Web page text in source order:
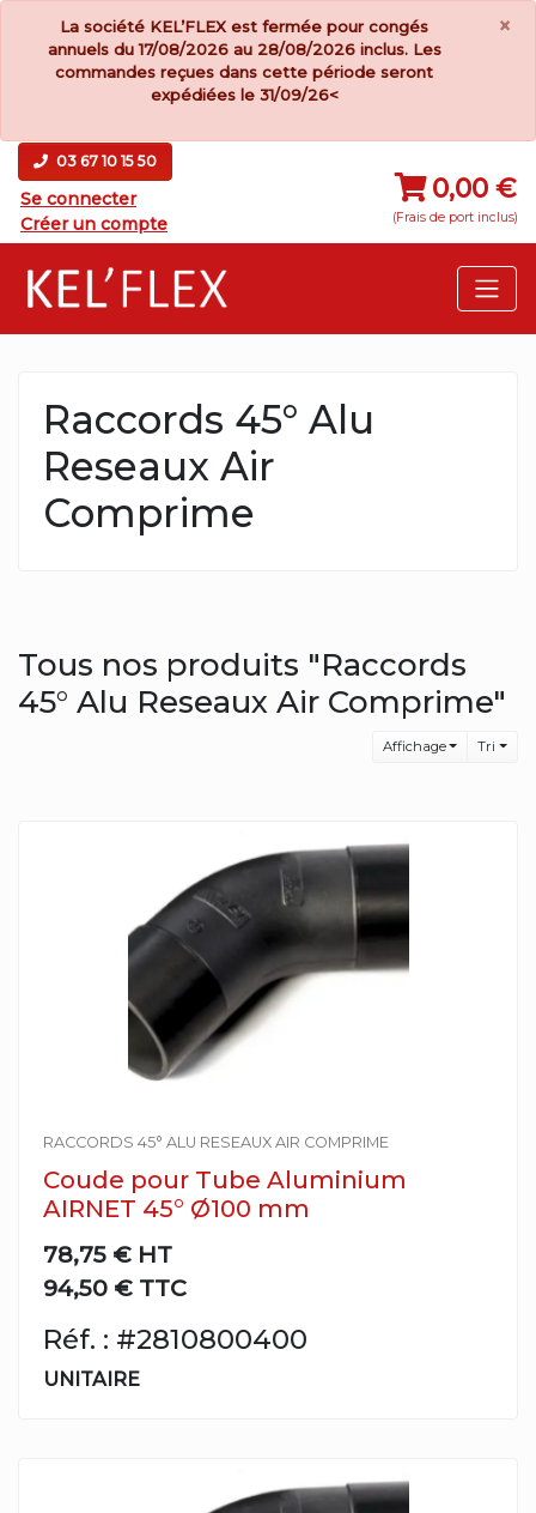
La société KEL’FLEX est fermée pour congés
annuels du 17/08/2026 au 28/08/2026 inclus. Les
commandes reçues dans cette période seront
expédiées le 31/09/26<
×
03 67 10 15 50
Se connecter
Créer un compte
0,00 €
(Frais de port inclus)
Raccords 45° Alu
Reseaux Air
Comprime
Tous nos produits "Raccords
45° Alu Reseaux Air Comprime"
Affichage Tri
RACCORDS 45° ALU RESEAUX AIR COMPRIME
Coude pour Tube Aluminium
AIRNET 45° Ø100 mm
78,75 € HT
94,50 € TTC
Réf. : #2810800400
UNITAIRE